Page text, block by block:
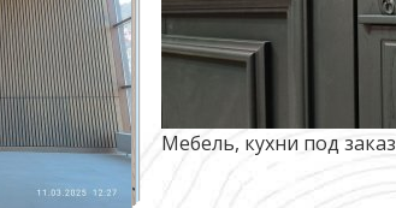
Мебель, кухни под заказ